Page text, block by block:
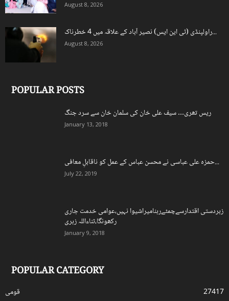
August 8, 2026
راولپنڈی (ٹی این ایس) نصیر آباد کے علاقہ میں 4 خطرناک...
August 8, 2026
POPULAR POSTS
ریس تھری… سیف علی خان کی سلمان خان سے سرد جنگ
January 13, 2018
حمزہ علی عباسی نے محسن عباس کے عمل کو ناقابلِ معافی...
July 22, 2019
زبردستی اقتدارسےچمٹےرہنامیراشیوا نہیں،عوامی خدمت جاری
رکھونگا،ثناءاللہ زہری
January 9, 2018
POPULAR CATEGORY
قومی
27417